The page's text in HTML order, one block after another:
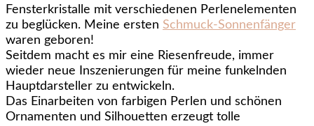
Fensterkristalle mit verschiedenen Perlenelementen
zu beglücken. Meine ersten Schmuck-Sonnenfänger
waren geboren!
Seitdem macht es mir eine Riesenfreude, immer
wieder neue Inszenierungen für meine funkelnden
Hauptdarsteller zu entwickeln.
Das Einarbeiten von farbigen Perlen und schönen
Ornamenten und Silhouetten erzeugt tolle